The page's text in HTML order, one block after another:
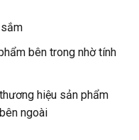
bên trong nhờ tính
hiệu sản phẩm
ngoài